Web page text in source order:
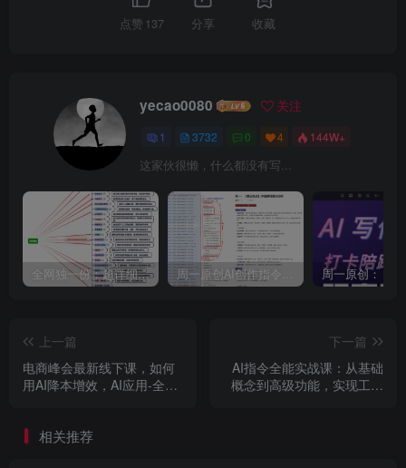
点赞 137 分享 收藏
yecao0080 关注
1 3732 0 4 144W+
这家伙很懒，什么都没有写...
全网独一份：超详细的40+个自媒体赛道领域解析手册，让你的内容创作不再局限！ 周一原创AI创作指令词：30+个领域赛道的创作提示词集合
上一篇
电商峰会最新线下课，如何
用AI降本增效，AI应用-全域
下一篇
AI指令全能实战课：从基础
概念到高级功能，实现工作
相关推荐